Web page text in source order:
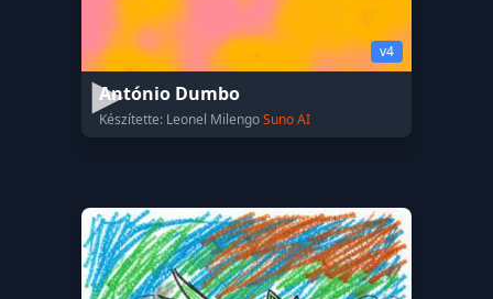
v4
António Dumbo
Készítette: Leonel MilengoSuno AI